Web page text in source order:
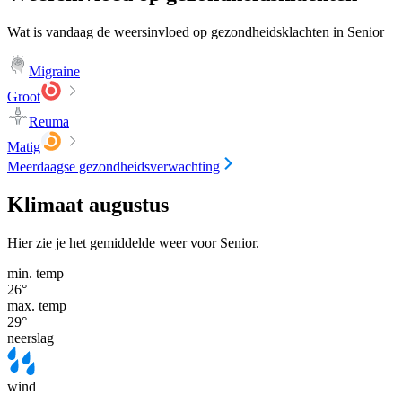
Wat is vandaag de weersinvloed op gezondheidsklachten in Senior
Migraine
Groot
Reuma
Matig
Meerdaagse gezondheidsverwachting
Klimaat augustus
Hier zie je het gemiddelde weer voor Senior.
min. temp
26°
max. temp
29°
neerslag
wind